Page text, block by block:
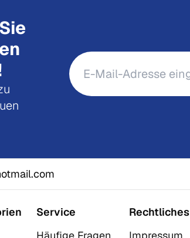
Service
Häufige Fragen
Rechtliches
Impressum